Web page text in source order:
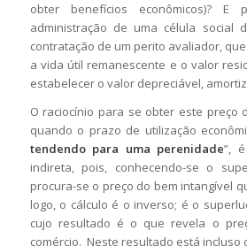
obter benefícios econômicos)?
administração de uma célula social
contratação de um perito avaliador,
a vida útil remanescente e o valor
estabelecer o valor depreciável,
O raciocínio para se obter este preço
quando o prazo de utilização
tendendo para uma perenidade”,
indireta, pois, conhecendo-se o
procura-se o preço do bem intangível
logo, o cálculo é o inverso; é o
cujo resultado é o que revela o
comércio. Neste resultado está incluso